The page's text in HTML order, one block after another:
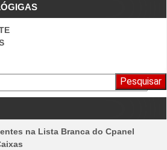
na Lista Branca do Cpanel